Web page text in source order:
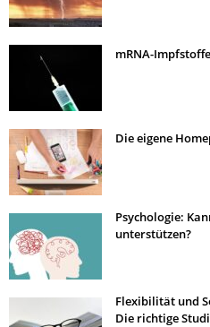
mRNA-
Die eigene
Psychologie:
unterstützen?
Flexibilität und
Die richtige